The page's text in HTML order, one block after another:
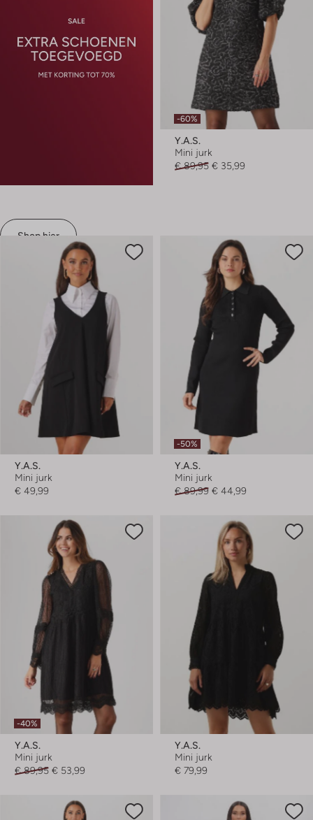
Shop hier
-60%
Y.a.s.
Mini jurk
€ 89,95 € 35,99
Y.a.s.
Mini jurk
€ 49,99
-50%
Y.a.s.
Mini jurk
€ 89,99 € 44,99
-40%
Y.a.s.
Mini jurk
€ 89,95 € 53,99
Y.a.s.
Mini jurk
€ 79,99